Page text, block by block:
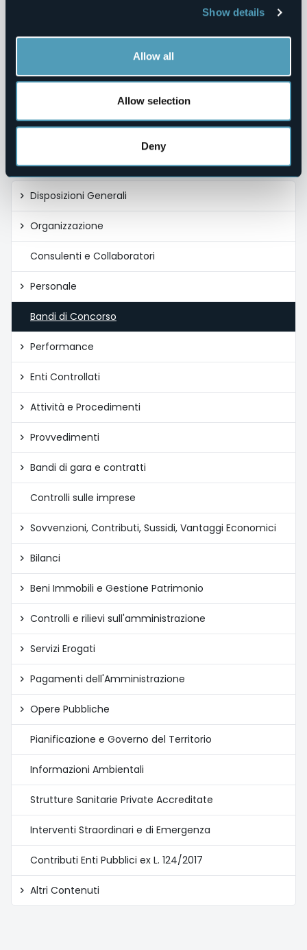
Show details
Allow all
Allow selection
Deny
3) CENCI CRISTIAN 76
Amministrazione
trasparente
Disposizioni Generali
Organizzazione
Consulenti e Collaboratori
Personale
Bandi di Concorso
Performance
Enti Controllati
Attività e Procedimenti
Provvedimenti
Bandi di gara e contratti
Controlli sulle imprese
Sovvenzioni, Contributi, Sussidi, Vantaggi Economici
Bilanci
Beni Immobili e Gestione Patrimonio
Controlli e rilievi sull'amministrazione
Servizi Erogati
Pagamenti dell'Amministrazione
Opere Pubbliche
Pianificazione e Governo del Territorio
Informazioni Ambientali
Strutture Sanitarie Private Accreditate
Interventi Straordinari e di Emergenza
Contributi Enti Pubblici ex L. 124/2017
Altri Contenuti